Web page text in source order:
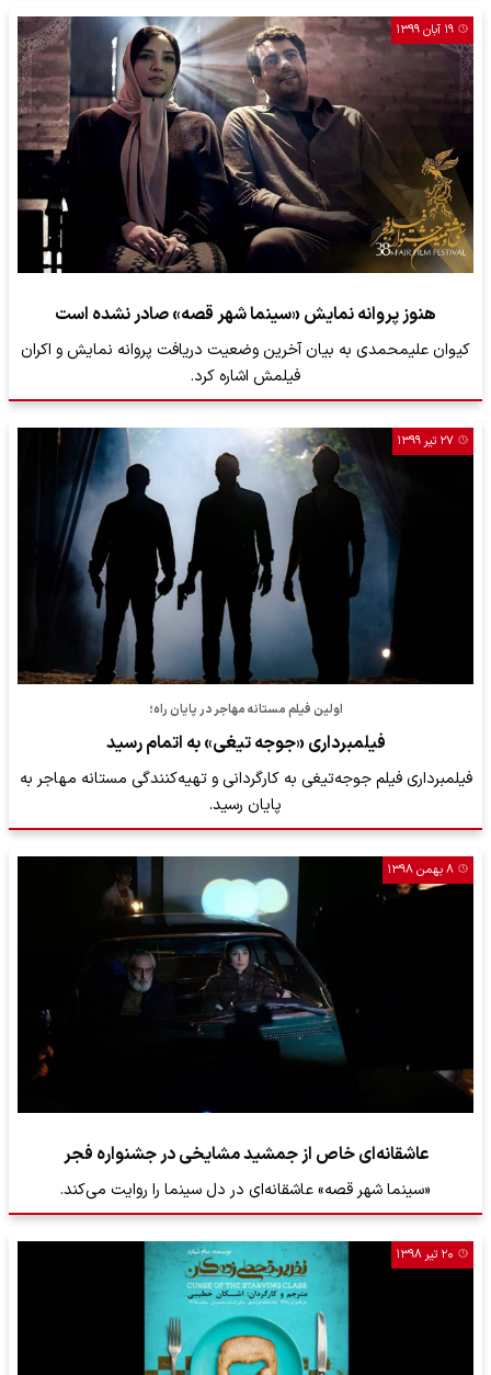
۱۹ آبان ۱۳۹۹
هنوز پروانه نمایش «سینما شهر قصه» صادر نشده است
کیوان علیمحمدی به بیان آخرین وضعیت دریافت پروانه نمایش و اکران
فیلمش اشاره کرد.
۲۷ تیر ۱۳۹۹
اولین فیلم مستانه مهاجر در پایان راه؛
فیلمبرداری «جوجه تیغی» به اتمام رسید
فیلمبرداری فیلم جوجه‌تیغی به کارگردانی و تهیه‌کنندگی مستانه مهاجر به
پایان رسید.
۸ بهمن ۱۳۹۸
عاشقانه‌ای خاص از جمشید مشایخی در جشنواره فجر
«سینما شهر قصه» عاشقانه‌ای در دل سینما را روایت می‌کند.
۲۰ تیر ۱۳۹۸